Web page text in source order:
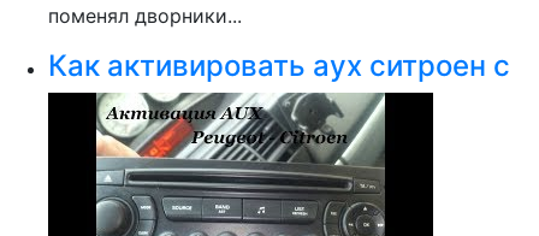
поменял дворники...
Как активировать аух ситроен с